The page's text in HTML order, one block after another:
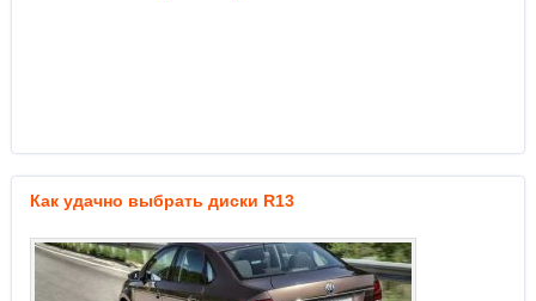
Как удачно выбрать диски R13